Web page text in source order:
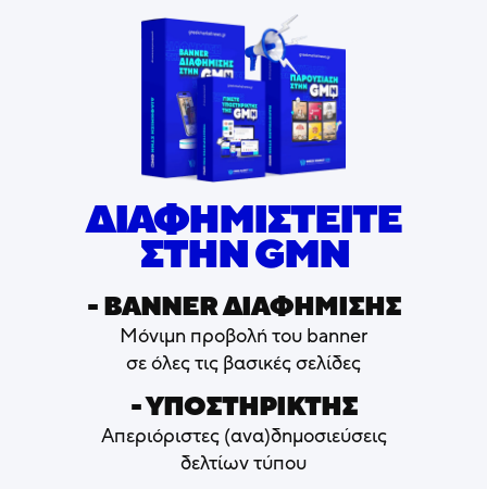
ΔΙΑΦΗΜΙΣΤΕΙΤΕ
ΣΤΗΝ GMN
- ΒΑNNER ΔΙΑΦΗΜΙΣΗΣ
Μόνιμη προβολή του banner
σε όλες τις βασικές σελίδες
- ΥΠΟΣΤΗΡΙΚΤΗΣ
Απεριόριστες (ανα)δημοσιεύσεις
δελτίων τύπου